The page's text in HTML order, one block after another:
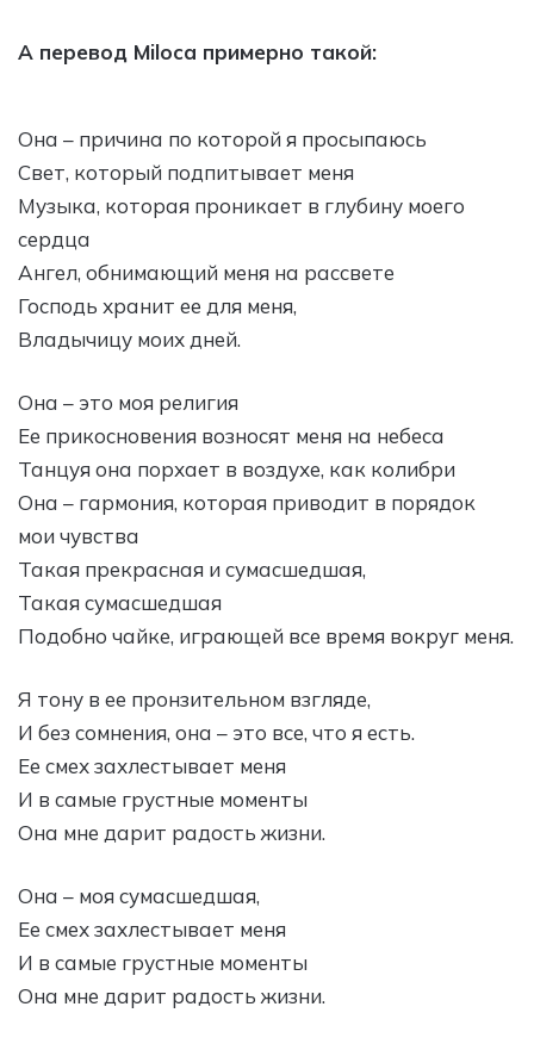
А перевод Miloca примерно такой:
Она – причина по которой я просыпаюсь
Свет, который подпитывает меня
Музыка, которая проникает в глубину моего
сердца
Ангел, обнимающий меня на рассвете
Господь хранит ее для меня,
Владычицу моих дней.
Она – это моя религия
Ее прикосновения возносят меня на небеса
Танцуя она порхает в воздухе, как колибри
Она – гармония, которая приводит в порядок
мои чувства
Такая прекрасная и сумасшедшая,
Такая сумасшедшая
Подобно чайке, играющей все время вокруг меня.
Я тону в ее пронзительном взгляде,
И без сомнения, она – это все, что я есть.
Ее смех захлестывает меня
И в самые грустные моменты
Она мне дарит радость жизни.
Она – моя сумасшедшая,
Ее смех захлестывает меня
И в самые грустные моменты
Она мне дарит радость жизни.